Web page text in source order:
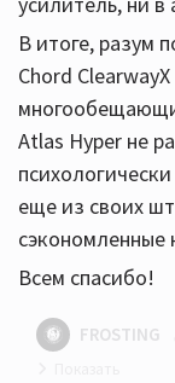
В итоге, разум
Chord
Atlas Hyper не
еще из своих
Всем спасибо!
FROSTING